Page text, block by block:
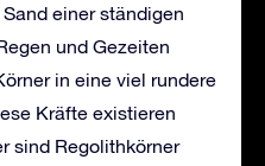
einer ständigen
und Gezeiten
in eine viel rundere
Kräfte existieren
sind Regolithkörner